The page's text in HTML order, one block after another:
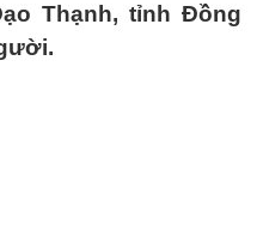
Thạnh, tỉnh Đồng